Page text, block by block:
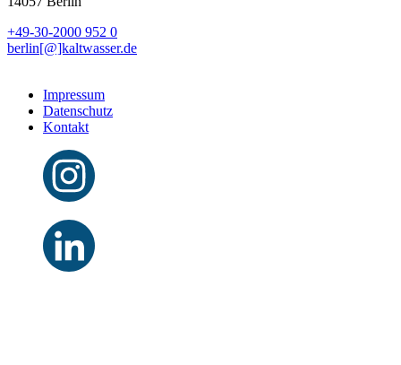
+49-30-2000 952 0
berlin[@]kaltwasser.de
Impressum
Datenschutz
Kontakt